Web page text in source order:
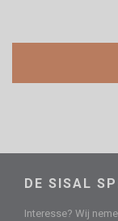
DE SISAL
Interesse? Wij